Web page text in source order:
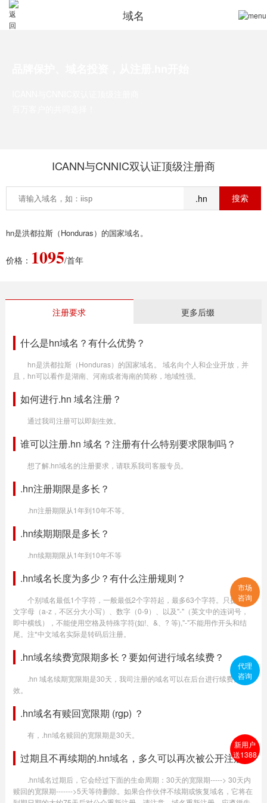
域名
ICANN与CNNIC双认证顶级注册商
.hn
hn是洪都拉斯（Honduras）的国家域名。
价格： 1095/首年
注册要求 更多后缀
什么是hn域名？有什么优势？
hn是洪都拉斯（Honduras）的国家域名。 域名向个人和企业开放，并
且，hn可以看作是湖南、河南或者海南的简称，地域性强。
如何进行.hn 域名注册？
通过我司注册可以即刻生效。
谁可以注册.hn 域名？注册有什么特别要求限制吗？
想了解.hn域名的注册要求，请联系我司客服专员。
.hn注册期限是多长？
.hn注册期限从1年到10年不等。
.hn续期期限是多长？
.hn续期期限从1年到10年不等
.hn域名长度为多少？有什么注册规则？
个别域名最低1个字符，一般最低2个字符起，最多63个字符。只提供英
文字母（a-z，不区分大小写）、数字（0-9）、以及"-"（英文中的连词号，
即中横线），不能使用空格及特殊字符(如!、&、? 等),"-"不能用作开头和结
尾。注*中文域名实际是转码后注册。
.hn域名续费宽限期多长？要如何进行域名续费？
.hn 域名续期宽限期是30天，我司注册的域名可以在后台进行续费生
效。
.hn域名有赎回宽限期 (rgp) ？
有，.hn域名赎回的宽限期是30天。
过期且不再续期的.hn域名，多久可以再次被公开注册？
.hn域名过期后，它会经过下面的生命周期：30天的宽限期-----> 30天内
赎回的宽限期------->5天等待删除。如果合作伙伴不续期或恢复域名，它将在
市场
咨询
代理
咨询
新用户
送1388